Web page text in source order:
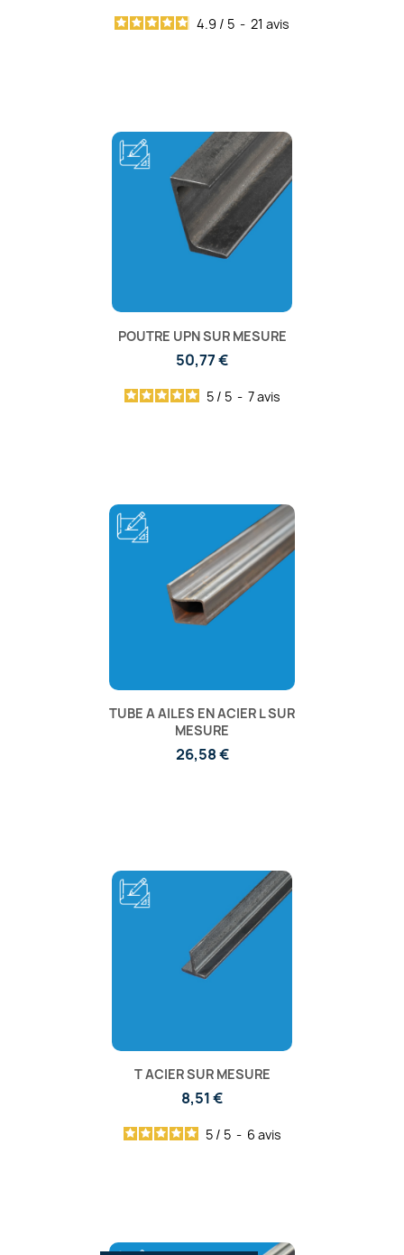
4.9 / 5 - 21 avis
POUTRE UPN SUR MESURE
50,77 €
5 / 5 - 7avis
TUBE A AILES EN ACIER L SUR
MESURE
26,58 €
T ACIER SUR MESURE
8,51 €
5 / 5 - 6 avis